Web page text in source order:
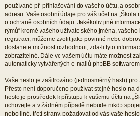
používané při přihlašování do vašeho účtu, a
adresu. Vaše osobní údaje pro váš účet na „Škola
o ochraně osobních údajů. Jakékoliv jiné
rýmů“ kromě vašeho uživatelského jména,
registraci, můžeme zvolit jako povinné nebo
dostanete možnost rozhodnout, zda-li tyto
zobrazitelné. Dále ve vašem účtu máte možnost
automaticky vytvářených e-mailů phpBB softwarem
Vaše heslo je zašifrováno (jednosměrný hash) pro
Přesto není doporučeno používat stejné heslo na
heslo je prostředek k přístupu k vašemu účtu na
uchovejte a v žádném případě nebude nikdo
nebo jiné, třetí strany, požadovat od vás vaše